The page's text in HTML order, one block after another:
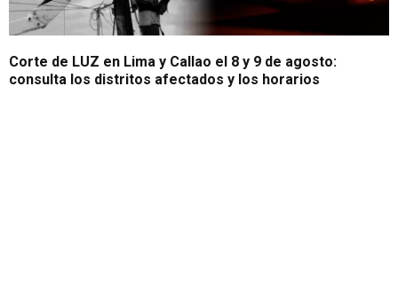
Corte de LUZ en Lima y Callao el 8 y 9 de agosto:
consulta los distritos afectados y los horarios